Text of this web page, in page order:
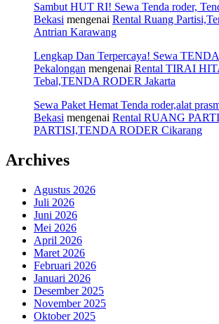
Sambut HUT RI! Sewa Tenda roder,
Bekasi mengenai Rental Ruang
Antrian Karawang
Lengkap Dan Terpercaya! Sewa
Pekalongan mengenai Rental TIRAI
Tebal,TENDA RODER Jakarta
Sewa Paket Hemat Tenda roder,alat
Bekasi mengenai Rental RUANG
PARTISI,TENDA RODER Cikarang
Archives
Agustus 2026
Juli 2026
Juni 2026
Mei 2026
April 2026
Maret 2026
Februari 2026
Januari 2026
Desember 2025
November 2025
Oktober 2025